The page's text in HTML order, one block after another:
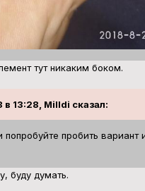
тут никаким боком.
в 13:28, Milldi сказал:
попробуйте пробить вариант
буду думать.